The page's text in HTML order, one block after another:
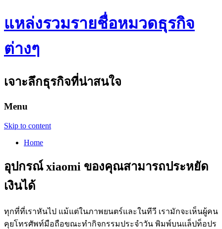
แหล่งรวมรายชื่อหมวดธุรกิจ
ต่างๆ
เจาะลึกธุรกิจที่น่าสนใจ
Menu
Skip to content
Home
อุปกรณ์ xiaomi ของคุณสามารถประหยัด
เงินได้
ทุกที่ที่เราหันไป แม้แต่ในภาพยนตร์และในทีวี เรามักจะเห็นผู้คน
คุยโทรศัพท์มือถือขณะทำกิจกรรมประจำวัน พิมพ์บนแล็ปท็อปร